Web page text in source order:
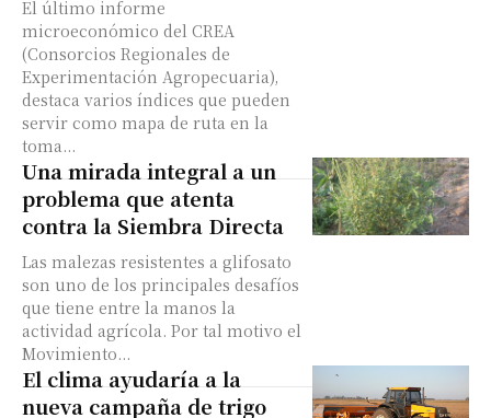
El último informe
microeconómico del CREA
(Consorcios Regionales de
Experimentación Agropecuaria),
destaca varios índices que pueden
servir como mapa de ruta en la
toma...
Una mirada integral a un
problema que atenta
contra la Siembra Directa
Las malezas resistentes a glifosato
son uno de los principales desafíos
que tiene entre la manos la
actividad agrícola. Por tal motivo el
Movimiento...
El clima ayudaría a la
nueva campaña de trigo